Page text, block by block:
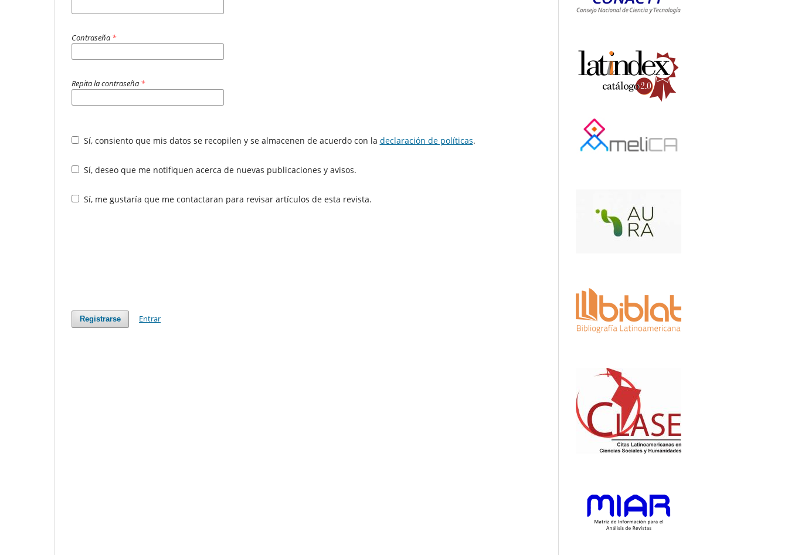
Contraseña *
Repita la contraseña *
Sí, consiento que mis datos se recopilen y se almacenen de acuerdo con la declaración de políticas.
Sí, deseo que me notifiquen acerca de nuevas publicaciones y avisos.
Sí, me gustaría que me contactaran para revisar artículos de esta revista.
Registrarse Entrar